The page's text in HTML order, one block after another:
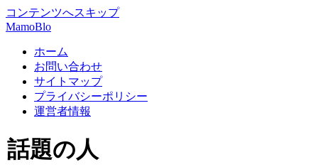
コンテンツへスキップ
MamoBlo
ホーム
お問い合わせ
サイトマップ
プライバシーポリシー
運営者情報
話題の人